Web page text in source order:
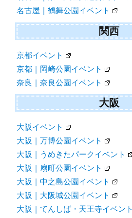
名古屋｜鶴舞公園イベント
関西
京都イベント
京都｜岡崎公園イベント
奈良｜奈良公園イベント
大阪
大阪イベント
大阪｜万博公園イベント
大阪｜うめきたパークイベント
大阪｜扇町公園イベント
大阪｜中之島公園イベント
大阪｜大阪城公園イベント
大阪｜てんしば・天王寺イベント